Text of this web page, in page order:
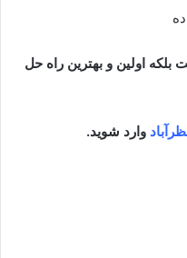
بلکه اولین و بهترین راه حل
وارد شوید.